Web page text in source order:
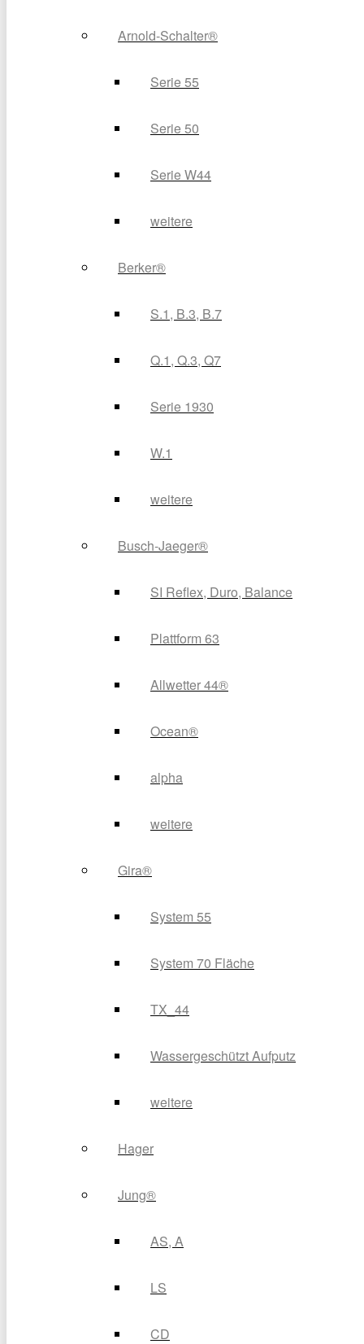
Arnold-Schalter®
Serie 55
Serie 50
Serie W44
weitere
Berker®
S.1, B.3, B.7
Q.1, Q.3, Q7
Serie 1930
W.1
weitere
Busch-Jaeger®
SI Reflex, Duro, Balance
Plattform 63
Allwetter 44®
Ocean®
alpha
weitere
Gira®
System 55
System 70 Fläche
TX_44
Wassergeschützt Aufputz
weitere
Hager
Jung®
AS, A
LS
CD